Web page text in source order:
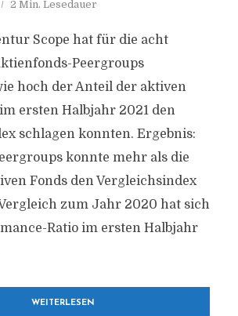
2 Min. Lesedauer
Scope hat für die acht
Peergroups
hoch der Anteil der aktiven
ersten Halbjahr 2021 den
schlagen konnten. Ergebnis:
konnte mehr als die
Fonds den Vergleichsindex
zum Jahr 2020 hat sich
Ratio im ersten Halbjahr
WEITERLESEN